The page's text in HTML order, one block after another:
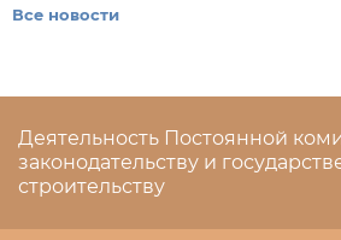
Все новости
Деятельность Постоянной
законодательству и
строительству